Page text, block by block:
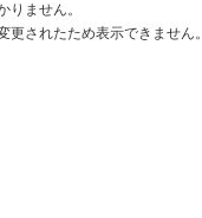
りません。
更されたため表示できません。